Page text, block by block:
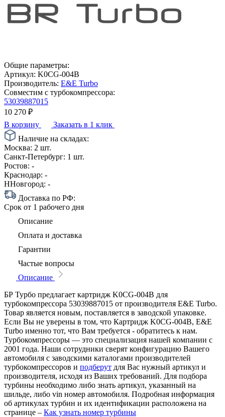
Общие параметры:
Артикул: K0CG-004B
Производитель: E&E Turbo
Совместим с турбокомпрессора:
53039887015
10 270 ₽
В корзину
Заказать в 1 клик
Наличие на складах:
Москва: 2 шт.
Санкт-Петербург: 1 шт.
Ростов: -
Краснодар: -
ННовгород: -
Доставка по РФ:
Срок от 1 рабочего дня
Описание
Оплата и доставка
Гарантии
Частые вопросы
Описание
БР Турбо предлагает картридж K0CG-004B для
турбокомпрессора 53039887015 от производителя E&E Turbo.
Товар является новым, поставляется в заводской упаковке.
Если Вы не уверены в том, что Картридж K0CG-004B, E&E
Turbo именно тот, что Вам требуется - обратитесь к нам.
Турбокомпрессоры — это специализация нашей компании с
2001 года. Наши сотрудники сверят конфигурацию Вашего
автомобиля с заводскими каталогами производителей
турбокомпрессоров и подберут для Вас нужный артикул и
производителя, исходя из Ваших требований. Для подбора
турбины необходимо либо знать артикул, указанный на
шильде, либо vin номер автомобиля. Подробная информация
об артикулах турбин и их идентификации расположена на
странице – Как узнать номер турбины